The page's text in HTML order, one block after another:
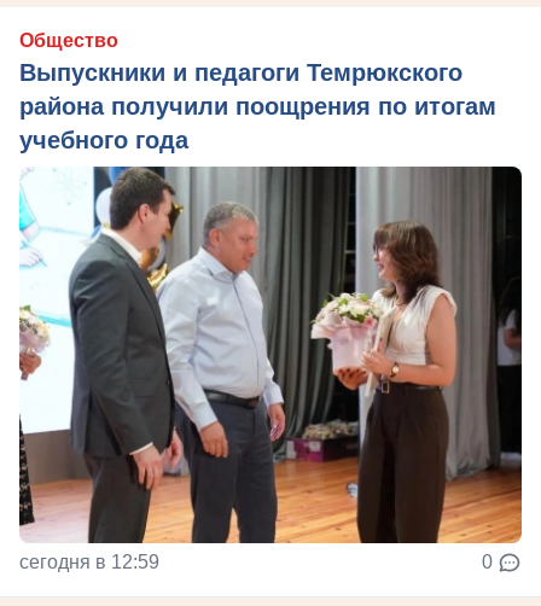
Общество
Выпускники и педагоги Темрюкского
района получили поощрения по итогам
учебного года
сегодня в 12:59 0